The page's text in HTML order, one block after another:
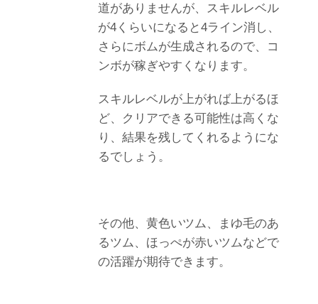
道がありませんが、スキルレベル
が4くらいになると4ライン消し、
さらにボムが生成されるので、コ
ンボが稼ぎやすくなります。
スキルレベルが上がれば上がるほ
ど、クリアできる可能性は高くな
り、結果を残してくれるようにな
るでしょう。
その他、黄色いツム、まゆ毛のあ
るツム、ほっぺが赤いツムなどで
の活躍が期待できます。